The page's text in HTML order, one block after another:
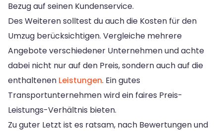
Bezug auf seinen Kundenservice.
Des Weiteren solltest du auch die Kosten für den
Umzug berücksichtigen. Vergleiche mehrere
Angebote verschiedener Unternehmen und achte
dabei nicht nur auf den Preis, sondern auch auf die
enthaltenen Leistungen. Ein gutes
Transportunternehmen wird ein faires Preis-
Leistungs-Verhältnis bieten.
Zu guter Letzt ist es ratsam, nach Bewertungen und